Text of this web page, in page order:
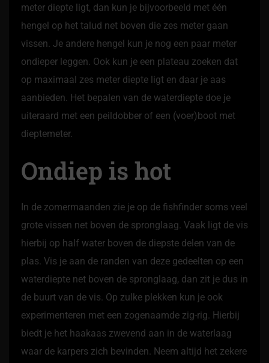
meter diepte ligt, dan kun je bijvoorbeeld met één
hengel op het talud net boven die zes meter gaan
vissen. Je andere hengel kun je nog een paar meter
ondieper leggen. Ook kun je een plateau zoeken dat
op maximaal zes meter diepte ligt en daar je aas
aanbieden. Het bepalen van de waterdiepte doe je
uiteraard met een peildobber of een (voer)boot met
dieptemeter.
Ondiep is hot
In de zomermaanden zie je op de fishfinder soms veel
grote vissen net boven de spronglaag. Vaak ligt de vis
hierbij op half water boven de diepste delen van de
plas. Vis je aan de randen van deze gedeelten op een
waterdiepte net boven de spronglaag, dan zit je dus in
de buurt van de vis. Op zulke plekken kun je ook
experimenteren met een zogenaamde zig-rig. Hierbij
biedt je het haakaas zwevend aan in de waterlaag
waar de karpers zich bevinden. Neem altijd het zekere